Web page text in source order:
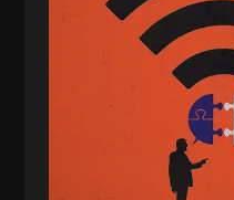
امان‌پور، سروش کرمیان،
فکرانه، فائزه فتحی
لطفی زاده